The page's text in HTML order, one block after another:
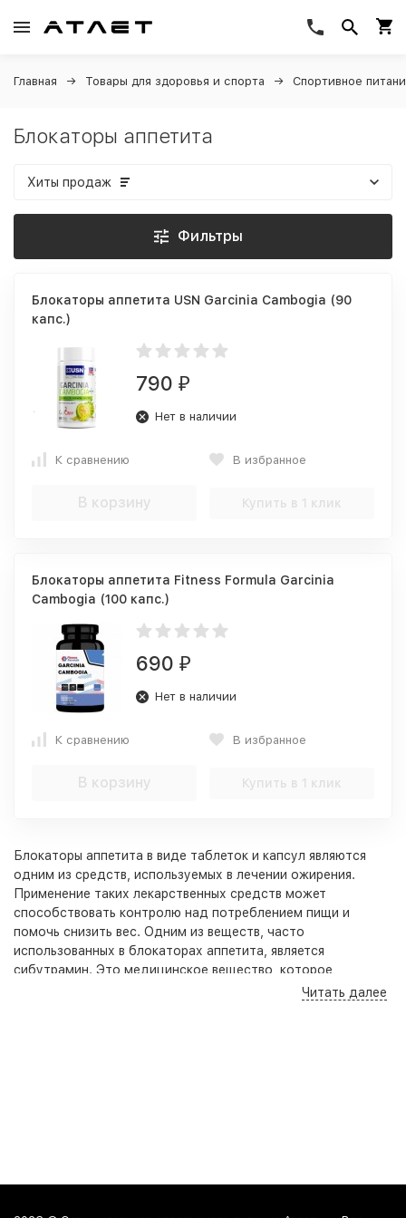
Главная Товары для здоровья и спорта Спортивное
Блокаторы аппетита
Хиты продаж
Фильтры
Блокаторы аппетита USN Garcinia Cambogia (90
капс.)
790 ₽
Нет в наличии
К сравнению В избранное
В корзину Купить в 1 клик
Блокаторы аппетита Fitness Formula Garcinia
Cambogia (100 капс.)
690 ₽
Нет в наличии
К сравнению В избранное
В корзину Купить в 1 клик
Блокаторы аппетита в виде таблеток и капсул являются
одним из средств, используемых в лечении ожирения.
Применение таких лекарственных средств может
способствовать контролю над потреблением пищи и
помочь снизить вес. Одним из веществ, часто
использованных в блокаторах аппетита, является
сибутрамин. Это медицинское вещество, которое
действует на чувство сытости и подавляет аппетит.Читать далее